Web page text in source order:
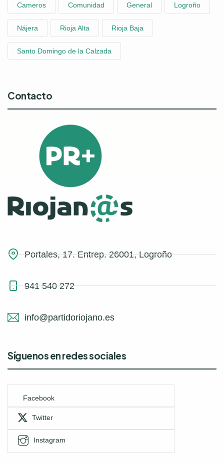
Cameros Comunidad General Logroño
Nájera Rioja Alta Rioja Baja
Santo Domingo de la Calzada
Contacto
Portales, 17. Entrep. 26001, Logroño
941 540 272
info@partidoriojano.es
Síguenos en redes sociales
Facebook
Twitter
Instagram